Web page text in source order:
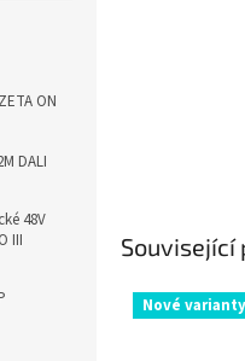
ON
DALI
48V
III
Související
Nové varianty